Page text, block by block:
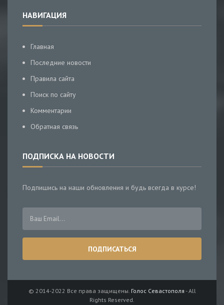
НАВИГАЦИЯ
Главная
Последние новости
Правила сайта
Поиск по сайту
Комментарии
Обратная связь
ПОДПИСКА НА НОВОСТИ
Подпишись на наши обновления и будь всегда в курсе!
© 2014-2022 Все права защищены. Голос Севастополя - All
Rights Reserved.